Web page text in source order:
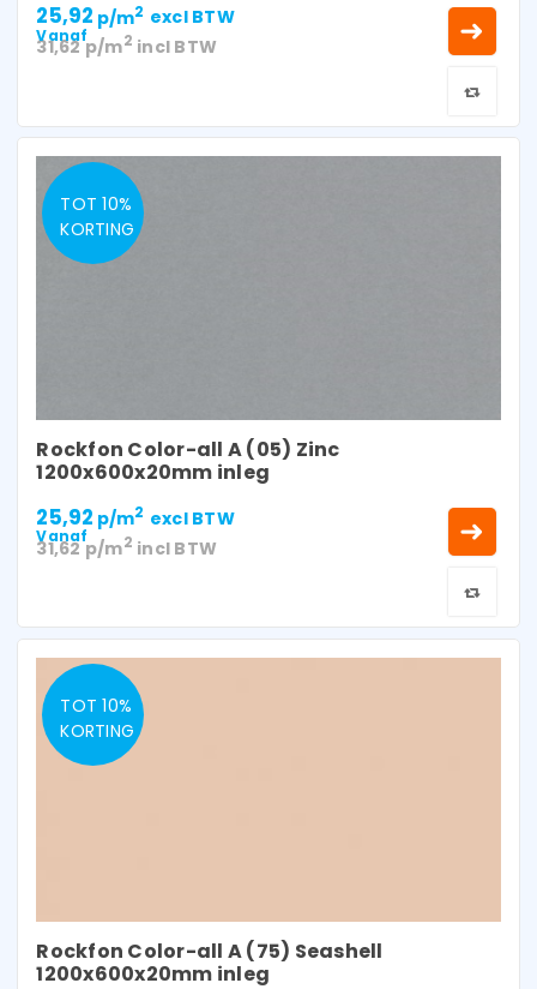
Vanaf
25,92 p/m2 excl BTW
31,62p/m2 incl BTW
TOT 10%
KORTING
Rockfon Color-all A (05) Zinc
1200x600x20mm inleg
Vanaf
25,92 p/m2 excl BTW
31,62p/m2 incl BTW
TOT 10%
KORTING
Rockfon Color-all A (75) Seashell
1200x600x20mm inleg